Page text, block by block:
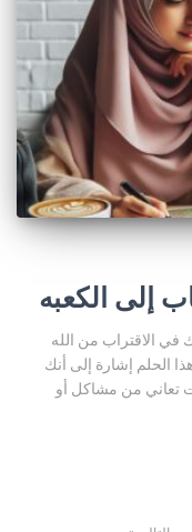
إلى الكعبه
في الاقتراب من الله
الحلم إشارة إلى أنك
تعاني من مشاكل أو